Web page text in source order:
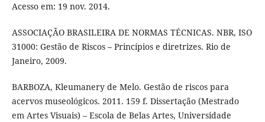
Acesso em: 19 nov. 2014.
ASSOCIAÇÃO BRASILEIRA DE NORMAS TÉCNICAS. NBR, ISO
31000: Gestão de Riscos – Princípios e diretrizes. Rio de
Janeiro, 2009.
BARBOZA, Kleumanery de Melo. Gestão de riscos para
acervos museológicos. 2011. 159 f. Dissertação (Mestrado
em Artes Visuais) – Escola de Belas Artes, Universidade